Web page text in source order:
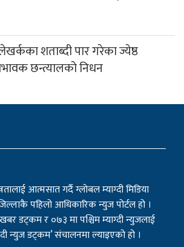
शताब्दी पार गरेका ज्येष्ठ
छन्त्यालको निधन
आत्मसात गर्दै ग्लोबल म्याग्दी मिडिया
जिल्लाकै पहिलो आधिकारिक न्युज पोर्टल हो ।
डट्कम र ०७३ मा पश्चिम म्याग्दी न्युजलाई
न्युज डट्कम’ संचालनमा ल्याइएको हो ।